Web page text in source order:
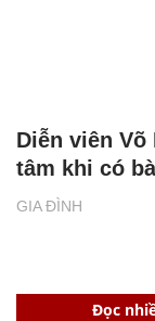
GIA ĐÌNH
Diễn viên Võ
tâm khi có
Đọc